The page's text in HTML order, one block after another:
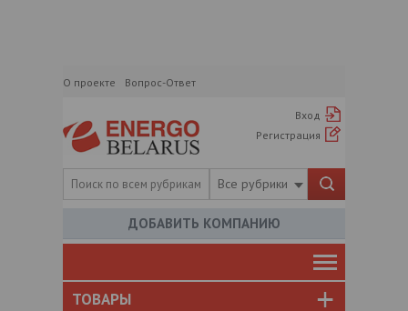
О проекте Вопрос-Ответ
Вход
Регистрация
Все рубрики
ДОБАВИТЬ КОМПАНИЮ
ТОВАРЫ